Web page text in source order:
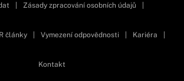
Zásady zpracování osobních údajů
články Vymezení odpovědnosti Kariéra
Kontakt